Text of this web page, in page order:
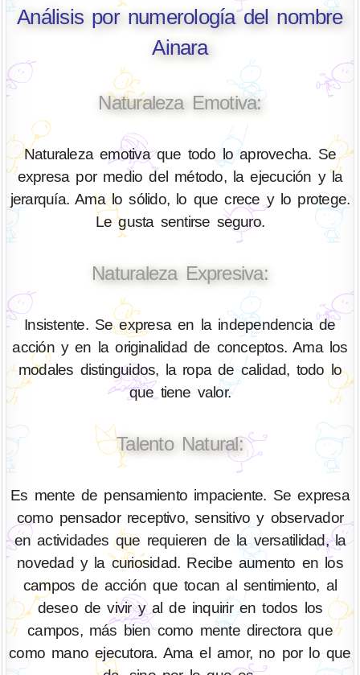
Análisis por numerología del nombre
Ainara
Naturaleza Emotiva:
Naturaleza emotiva que todo lo aprovecha. Se
expresa por medio del método, la ejecución y la
jerarquía. Ama lo sólido, lo que crece y lo protege.
Le gusta sentirse seguro.
Naturaleza Expresiva:
Insistente. Se expresa en la independencia de
acción y en la originalidad de conceptos. Ama los
modales distinguidos, la ropa de calidad, todo lo
que tiene valor.
Talento Natural:
Es mente de pensamiento impaciente. Se expresa
como pensador receptivo, sensitivo y observador
en actividades que requieren de la versatilidad, la
novedad y la curiosidad. Recibe aumento en los
campos de acción que tocan al sentimiento, al
deseo de vivir y al de inquirir en todos los
campos, más bien como mente directora que
como mano ejecutora. Ama el amor, no por lo que